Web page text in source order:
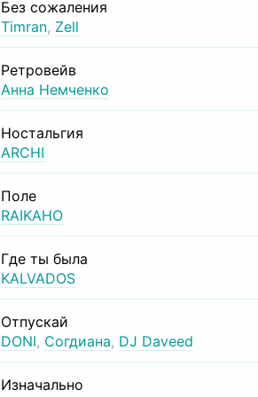
Без сожаления
Timran, Zell
Ретровейв
Анна Немченко
Ностальгия
ARCHI
Поле
RAIKAHO
Где ты была
KALVADOS
Отпускай
DONI, Согдиана, DJ Daveed
Изначально